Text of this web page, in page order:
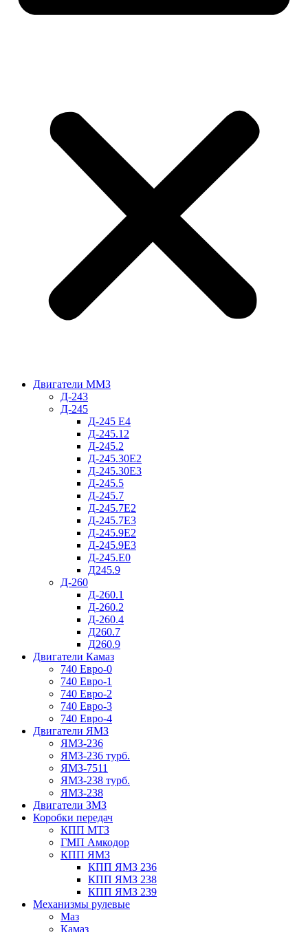
Двигатели ММЗ
Д-243
Д-245
Д-245 Е4
Д-245.12
Д-245.2
Д-245.30Е2
Д-245.30Е3
Д-245.5
Д-245.7
Д-245.7Е2
Д-245.7Е3
Д-245.9Е2
Д-245.9Е3
Д-245.Е0
Д245.9
Д-260
Д-260.1
Д-260.2
Д-260.4
Д260.7
Д260.9
Двигатели Камаз
740 Евро-0
740 Евро-1
740 Евро-2
740 Евро-3
740 Евро-4
Двигатели ЯМЗ
ЯМЗ-236
ЯМЗ-236 турб.
ЯМЗ-7511
ЯМЗ-238 турб.
ЯМЗ-238
Двигатели ЗМЗ
Коробки передач
КПП МТЗ
ГМП Амкодор
КПП ЯМЗ
КПП ЯМЗ 236
КПП ЯМЗ 238
КПП ЯМЗ 239
Механизмы рулевые
Маз
Камаз